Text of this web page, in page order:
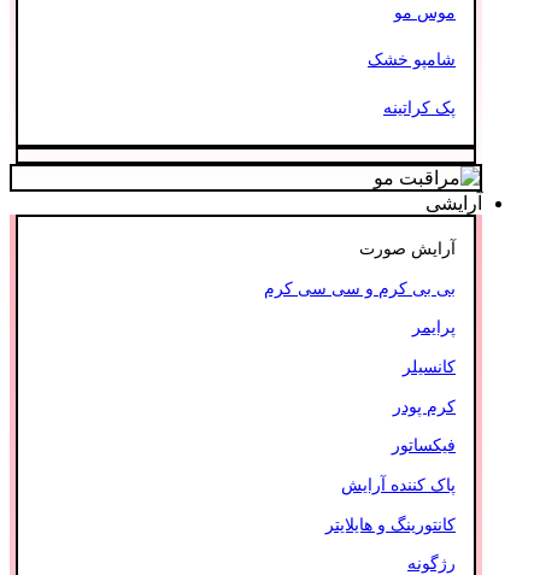
موس مو
شامپو خشک
پک کراتینه
آرایشی
آرایش صورت
بی بی کرم و سی سی کرم
پرایمر
کانسیلر
کرم پودر
فیکساتور
پاک کننده آرایش
کانتورینگ و هایلایتر
رژگونه